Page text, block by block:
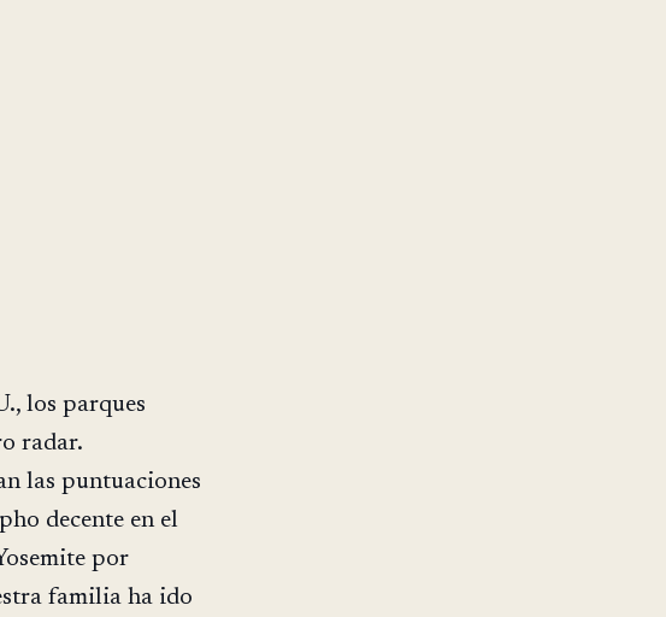
los parques
radar.
las puntuaciones
decente en el
por
familia ha ido